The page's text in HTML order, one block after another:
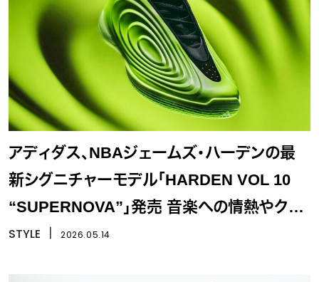
アディダス、NBAジェームズ・ハーデンの最
新シグニチャーモデル「HARDEN VOL 10
“SUPERNOVA”」発売 音楽への情熱やクリ
エイティビティを表現
STYLE 2026.05.14